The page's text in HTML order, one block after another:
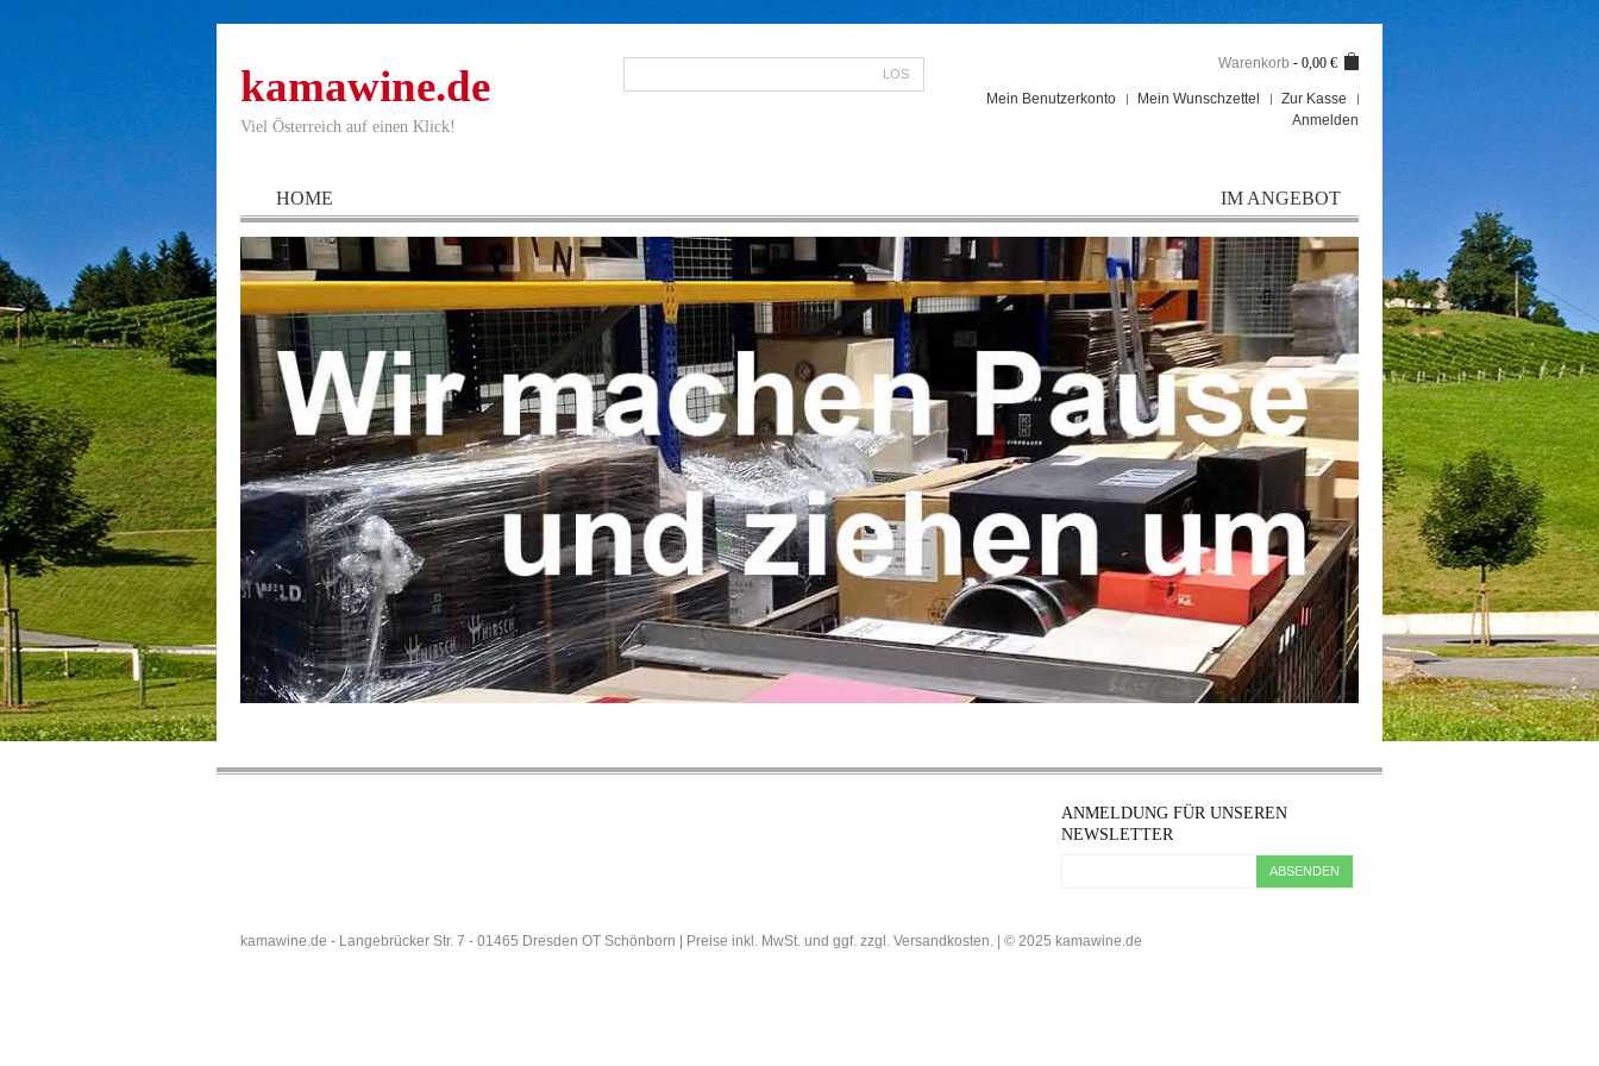
kamawine.de
Viel Österreich auf einen Klick!
LOS
Warenkorb - 0,00 €
Mein Benutzerkonto Mein Wunschzettel
Zur Kasse
Anmelden
HOME IM ANGEBOT
ANMELDUNG FÜR UNSEREN
NEWSLETTER
ABSENDEN
kamawine.de - Langebrücker Str. 7 - 01465 Dresden OT Schönborn | Preise inkl. MwSt. und ggf. zzgl. Versandkosten. | © 2025 kamawine.de